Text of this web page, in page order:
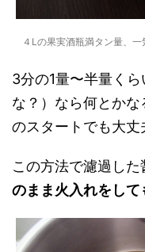
４Lの果実酒瓶満タン量、
3分の1量〜半量く
な？）なら何とか
のスタートでも大丈
この方法で濾過した
のまま火入れをして